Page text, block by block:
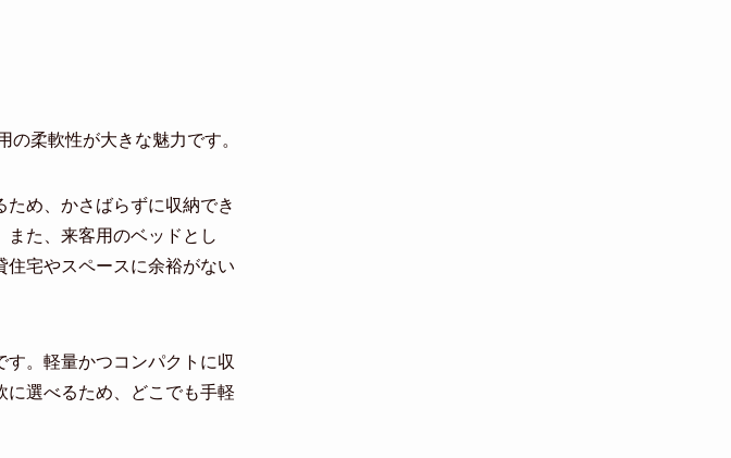
柔軟性が大きな魅力です。
め、かさばらずに収納でき
また、来客用のベッドとし
宅やスペースに余裕がない
。軽量かつコンパクトに収
選べるため、どこでも手軽